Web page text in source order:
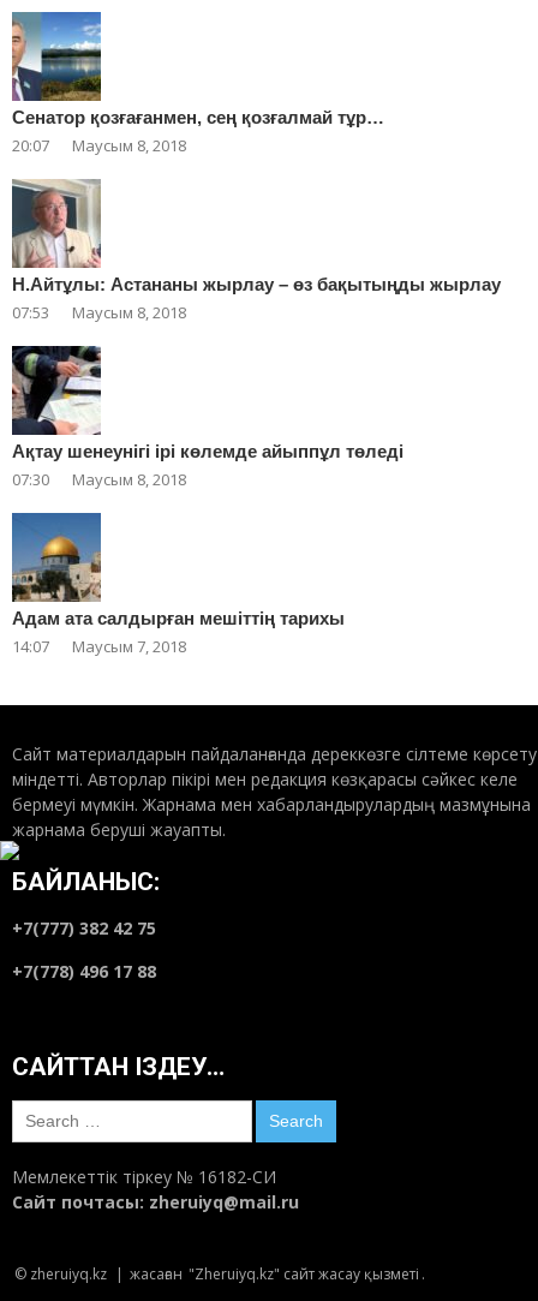
Сенатор қозғағанмен, сең қозғалмай тұр…
20:07 Маусым 8, 2018
Н.Айтұлы: Астананы жырлау – өз бақытыңды жырлау
07:53 Маусым 8, 2018
Ақтау шенеунігі ірі көлемде айыппұл төледі
07:30 Маусым 8, 2018
Адам ата салдырған мешіттің тарихы
14:07 Маусым 7, 2018
Сайт материалдарын пайдаланғанда дереккөзге сілтеме көрсету
міндетті. Авторлар пікірі мен редакция көзқарасы сәйкес келе
бермеуі мүмкін. Жарнама мен хабарландырулардың мазмұнына
жарнама беруші жауапты.
БАЙЛАНЫС:
+7(777) 382 42 75
+7(778) 496 17 88
САЙТТАН ІЗДЕУ…
Search
for:
Мемлекеттік тіркеу № 16182-СИ
Сайт почтасы: zheruiyq@mail.ru
© zheruiyq.kz | жасаған "Zheruiyq.kz" сайт жасау қызметі .